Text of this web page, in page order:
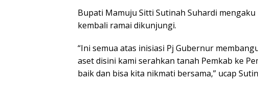
Bupati Mamuju Sitti Sutinah Suhardi
kembali ramai dikunjungi.
“Ini semua atas inisiasi Pj Gubernur
aset disini kami serahkan tanah Pemkab ke
baik dan bisa kita nikmati bersama,” ucap